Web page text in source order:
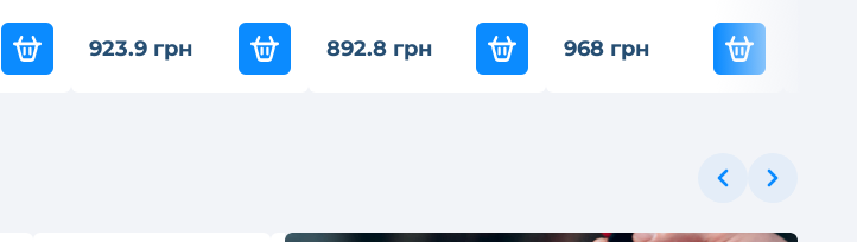
923.9 грн 892.8 грн 968 грн